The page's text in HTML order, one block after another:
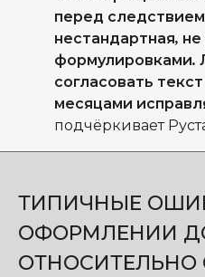
перед
нестандартная,
формулировками.
согласовать
месяцами
подчёркивает
ТИПИЧНЫЕ
ОФОРМЛЕНИИ
ОТНОСИТЕЛЬНО